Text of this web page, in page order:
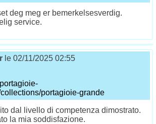
deg meg er bemerkelsesverdig.
service.
le 02/11/2025 02:55
portagioie-grande
dal livello di competenza dimostrato.
la mia soddisfazione.